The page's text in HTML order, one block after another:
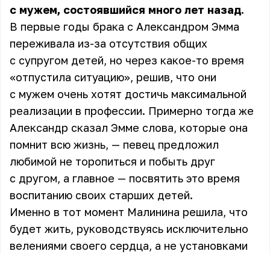
с мужем, состоявшийся много лет назад.
В первые годы брака с Александром Эмма
переживала из-за отсутствия общих
с супругом детей, но через какое-то время
«отпустила ситуацию», решив, что они
с мужем очень хотят достичь максимальной
реализации в профессии. Примерно тогда же
Александр сказал Эмме слова, которые она
помнит всю жизнь, — певец предложил
любимой не торопиться и побыть друг
с другом, а главное — посвятить это время
воспитанию своих старших детей.
Именно в тот момент Малинина решила, что
будет жить, руководствуясь исключительно
велениями своего сердца, а не установками